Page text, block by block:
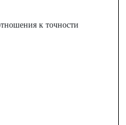
к точности